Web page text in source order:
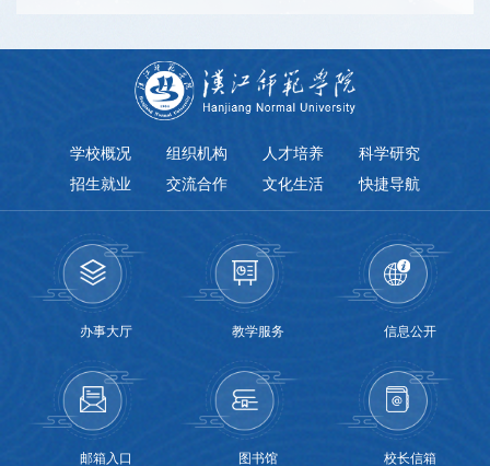
学校概况 组织机构 人才培养
科学研究
招生就业
交流合作 文化生活 快捷导航
办事大厅 教学服务 信息公开
邮箱入口 图书馆 校长信箱